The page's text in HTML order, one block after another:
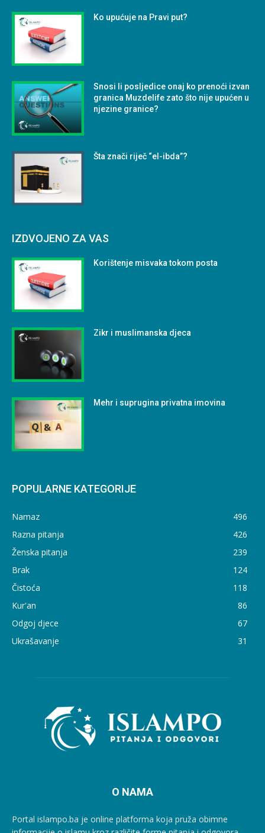
Ko upućuje na Pravi put?
Snosi li posljedice onaj ko prenoći izvan
granica Muzdelife zato što nije upućen u
njezine granice?
Šta znači riječ “el-ibda”?
IZDVOJENO ZA VAS
Korištenje misvaka tokom posta
Zikr i muslimanska djeca
Mehr i suprugina privatna imovina
POPULARNE KATEGORIJE
Namaz
496
Razna pitanja
426
Ženska pitanja
239
Brak
124
Čistoća
118
Kur'an
86
Odgoj djece
67
Ukrašavanje
31
O NAMA
Portal islampo.ba je online platforma koja pruža obimne